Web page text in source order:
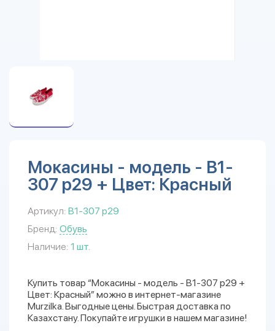
Мокасины - модель - B1-
307 р29 + Цвет: Красный
Артикул: B1-307 р29
Бренд: Обувь
Наличие: 1 шт.
Купить товар “Мокасины - модель - B1-307 р29 +
Цвет: Красный” можно в интернет-магазине
Murzilka. Выгодные цены. Быстрая доставка по
Казахстану. Покупайте игрушки в нашем магазине!